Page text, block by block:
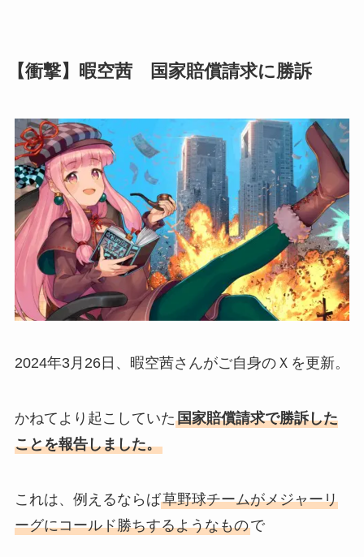
【衝撃】暇空茜 国家賠償請求に勝訴
2024年3月26日、暇空茜さんがご自身のＸを更新。
かねてより起こしていた国家賠償請求で勝訴した
ことを報告しました。
これは、例えるならば草野球チームがメジャーリ
ーグにコールド勝ちするようなもので